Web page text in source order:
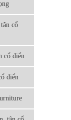
cổ
cổ điển
điển